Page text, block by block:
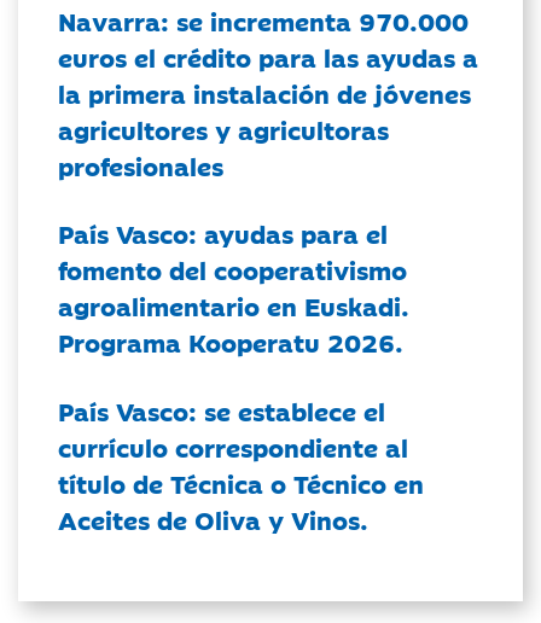
Navarra: se incrementa 970.000
euros el crédito para las ayudas a
la primera instalación de jóvenes
agricultores y agricultoras
profesionales
País Vasco: ayudas para el
fomento del cooperativismo
agroalimentario en Euskadi.
Programa Kooperatu 2026.
País Vasco: se establece el
currículo correspondiente al
título de Técnica o Técnico en
Aceites de Oliva y Vinos.